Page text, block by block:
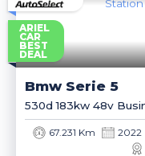
ARIEL
CAR
BEST
DEAL
Bmw Serie 5
530d 183kw 48v
67.231 Km 2022